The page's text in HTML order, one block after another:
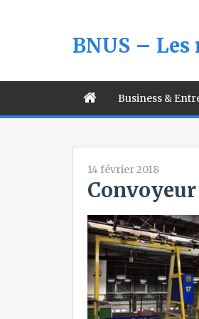
BNUS –
Business &
14 février 2018